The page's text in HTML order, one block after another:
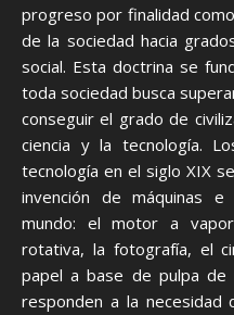
progreso por finalidad
de la sociedad hacia
social. Esta doctrina se
toda sociedad busca
conseguir el grado de
ciencia y la tecnología.
tecnología en el siglo XIX
invención de máquinas e
mundo: el motor a
rotativa, la fotografía, el
papel a base de pulpa de
responden a la necesidad